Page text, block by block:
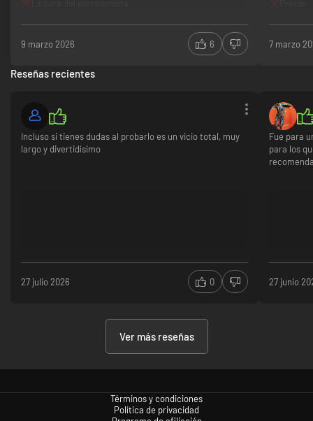
9 marzo 2026 6 7 marzo
Reseñas recientes
Incluso si tienes dudas al probarlo es un vicio total, muy
largo y divertidísimo
27 julio 2026 0
Fue para
para los
27 junio
Ver más reseñas
Términos y condiciones
Política de privacidad